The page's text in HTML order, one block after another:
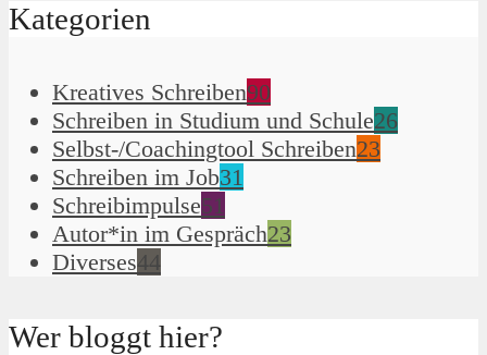
Kategorien
Kreatives Schreiben90
Schreiben in Studium und Schule26
Selbst-/Coachingtool Schreiben23
Schreiben im Job31
Schreibimpulse51
Autor*in im Gespräch23
Diverses44
Wer bloggt hier?